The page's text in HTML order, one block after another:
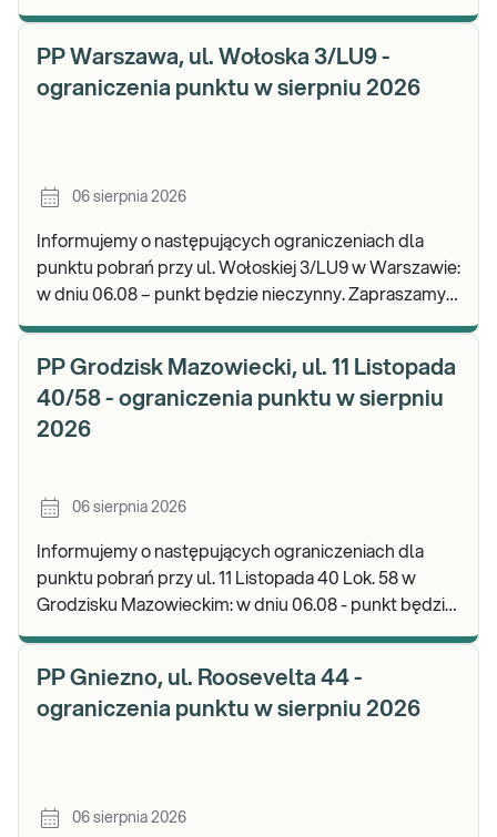
PP Warszawa, ul. Wołoska 3/LU9 -
ograniczenia punktu w sierpniu 2026
06 sierpnia 2026
Informujemy o następujących ograniczeniach dla
punktu pobrań przy ul. Wołoskiej 3/LU9 w Warszawie:
w dniu 06.08 – punkt będzie nieczynny. Zapraszamy
PP Grodzisk Mazowiecki, ul. 11 Listopada
40/58 - ograniczenia punktu w sierpniu
2026
06 sierpnia 2026
Informujemy o następujących ograniczeniach dla
punktu pobrań przy ul. 11 Listopada 40 Lok. 58 w
Grodzisku Mazowieckim: w dniu 06.08 - punkt będzie
PP Gniezno, ul. Roosevelta 44 -
ograniczenia punktu w sierpniu 2026
06 sierpnia 2026